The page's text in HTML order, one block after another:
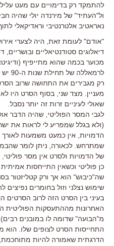
להתמקד רק בדימויים עם מעט
ול"העתיד" של מירנדה יולי שהיה
נאראטיב אלטרנטיבי וראדיקאלי
"אודם" לעומת זאת, היה לצערי
דיאלוגים סטודנטיאליים ובושריים,
מכוער בכמה שהוא מתייפיף
רק מגבירים את התחושה שרוב
מעניין. מצד שני, בסוף הסרט היו
שאולי לעיניים זרות זה יותר נסבל.
לגבי המסר הפוליטי, שהיה הדבר
(ולא בגלל שמפריע לי לראות את
הדמויות, אין כמעט משמעות
שמתרחש. לכאורה, ניתן לומר
של הדמויות ולסרט אין מסר
כן פוליטי וכשאין התייחסות
שה"כיבוש" הוא אך ורק קטליזטור
שימוש נצלני וזול בחומרים
בעיני בין הסרט הזה לרוב
האחרונות מההתעסקות הפוליטית
מ"הבועה" שדומה לו במובנים
התחייסות הסרט לצופים שלו. הוא
הדרגתית שאמורה להיות